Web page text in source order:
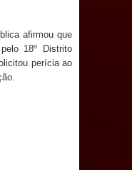
nova Casa de
no
afirmou que
18º Distrito
perícia ao